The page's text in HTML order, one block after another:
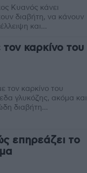
Κυανός κάνει
διαβήτη, να κάνουν
και...
καρκίνο του
τον καρκίνο του
γλυκόζης, ακόμα και
διαβήτη...
επηρεάζει το